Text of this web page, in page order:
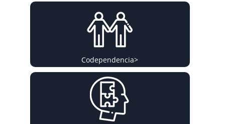
Codependencia>